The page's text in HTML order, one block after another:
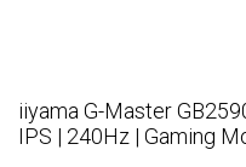
iiyama G-Master
IPS | 240Hz | Gaming